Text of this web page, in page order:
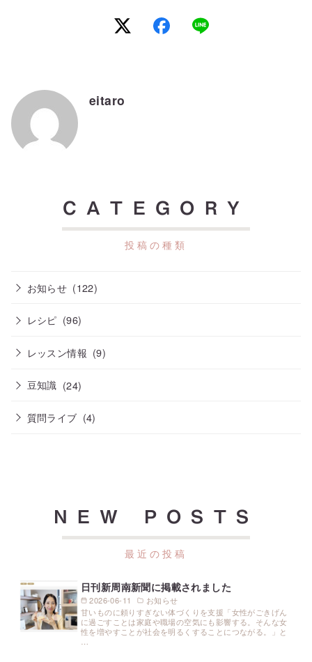
eitaro
CATEGORY
お知らせ (122)
レシピ (96)
レッスン情報 (9)
豆知識 (24)
質問ライブ (4)
NEW POSTS
2026-06-11 お知らせ
日刊新周南新聞に掲載されました
甘いものに頼りすぎない体づくりを支援「女性がごきげん
に過ごすことは家庭や職場の空気にも影響する。そんな女
性を増やすことが社会を明るくすることにつながる。」と